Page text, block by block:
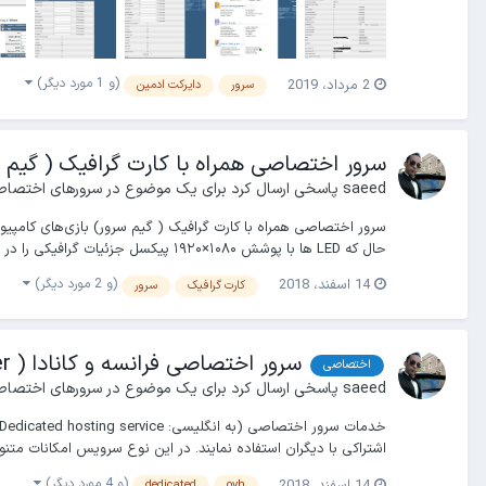
2 مرداد، 2019 سرور دایرکت ادمین (و 1 مورد دیگر)
سرور اختصاصی همراه با کارت گرافیک (
saeed پاسخی ارسال کرد برای یک موضوع در سرورهای
حال که LED ها با پوشش ۱۰۸۰×۱۹۲۰ پیکسل جزئیات گرافیکی را در اختیار کاربر قرار می‌دهند...
14 اسفند، 2018
کارت گرافیک سرور (و 2 مورد دیگر)
اختصاصی سرور اختصاصی فرانسه و کانادا ( Dedicated Server )
saeed پاسخی ارسال کرد برای یک موضوع در سرورهای
اشتراکی با دیگران استفاده نمایند. در این نوع سرویس امکانات